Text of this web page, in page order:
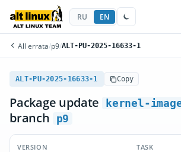
RU EN
All errata/p9/ALT-PU-2025-16633-1
ALT-PU-2025-16633-1 Copy
Package update kernel-
branch
p9
VERSION
TASK